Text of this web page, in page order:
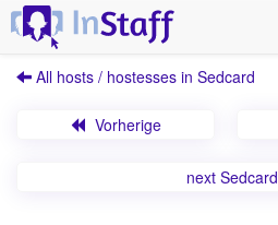
All hosts / hostesses in Sedcard
Vorherige
next Sedcard